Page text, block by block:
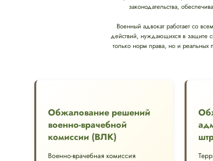
законодательства,
Военный адвокат работает со
действий, нуждающихся в защите
только норм права, но и реальных
Обжалование решений
военно-врачебной
комиссии (ВЛК)
Военно-врачебная комиссия